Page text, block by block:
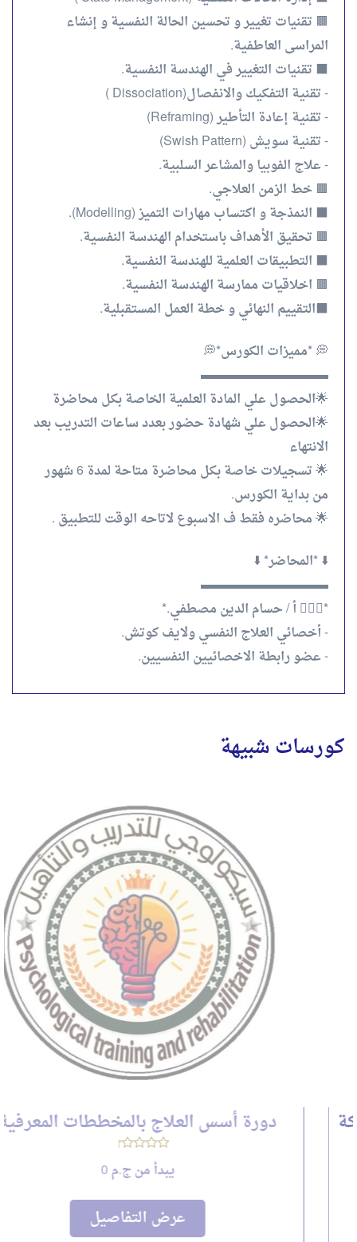
🟫 تقنيات تغيير و تحسين الحالة النفسية و إنشاء
المراسى العاطفية.
⬛ تقنيات التغيير في الهندسة النفسية.
- تقنية التفكيك والانفصال(Dissociation )
- تقنية إعادة التأطير (Reframing)
- تقنية سويش (Swish Pattern)
- علاج الفوبيا والمشاعر السلبية.
🟫 خط الزمن العلاجي.
⬛ النمذجة و اكتساب مهارات التميز (Modelling).
🟫 تحقيق الأهداف باستخدام الهندسة النفسية.
⬛ التطبيقات العلمية للهندسة النفسية.
🟫 اخلاقيات ممارسة الهندسة النفسية.
⬛التقييم النهائي و خطة العمل المستقبلية.
💭 *مميزات الكورس*💭
▬▬▬▬▬▬▬▬▬▬
🌟الحصول علي المادة العلمية الخاصة بكل محاضرة
🌟الحصول علي شهادة حضور بعدد ساعات التدريب بعد
الانتهاء
🌟 تسجيلات خاصة بكل محاضرة متاحة لمدة 6 شهور
من بداية الكورس.
🌟 محاضره فقط ف الاسبوع لاتاحه الوقت للتطبيق .
⬇️ *المحاضر* ⬇️
▬▬▬▬▬▬▬▬▬▬
*🙋🏻‍♂️ أ / حسام الدين مصطفي.*
- أخصائي العلاج النفسي ولايف كوتش.
- عضو رابطة الاخصائيين النفسيين.
كورسات شبيهة
دورة أسس العلاج بالمخططات المعرفية
ج.م 0
عرض التفاصيل